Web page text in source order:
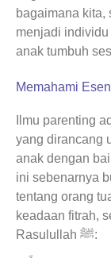
bagaimana kita,
menjadi
anak tumbuh
Memahami
Ilmu parenting
yang dirancang
anak dengan
ini sebenarnya
tentang orang
keadaan fitrah,
Rasulullah ﷺ: